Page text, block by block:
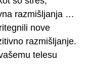
razmišljanja …
nove
razmišljanje.
telesu